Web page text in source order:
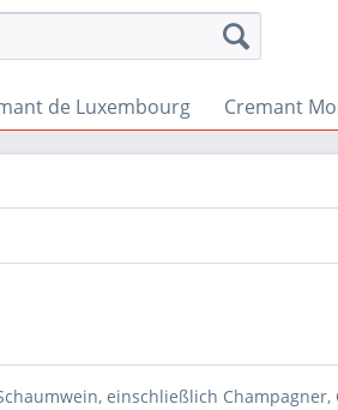
de Luxembourg Cremant
einschließlich Champagner,